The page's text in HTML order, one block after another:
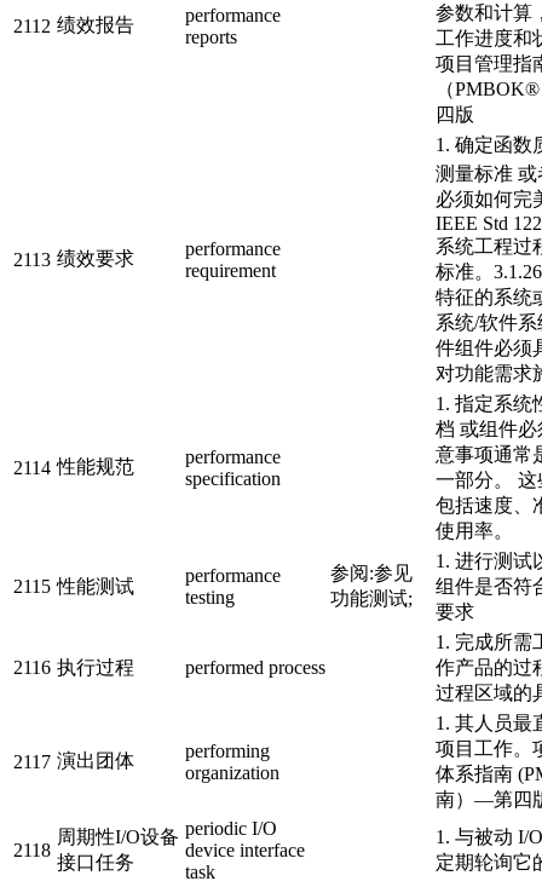
2112 绩效报告
performance
reports
参数和计算
工作进度和
项目管理指
（
四版
2113 绩效要求
performance
requirement
1. 确定函数
测量标准 或
必须如何完
IEEE Std
系统工程过
标准。
特征的系统
系统/软件
件组件必须
对功能需求
2114 性能规范
performance
specification
1. 指定系统
档 或组件
意事项通常
一部分。
包括速度、
使用率。
2115 性能测试
performance
testing
参阅:参见
功能测试;
1. 进行测试
组件是否符
要求
2116 执行过程 performed process
1. 完成所需
作产品的过
过程区域的
2117 演出团体
performing
organization
1. 其人员最
项目工作。
体系指南
南）—第四
2118
周期性I/O设备
接口任务
periodic I/O
device interface
task
1. 与被动 I/
定期轮询它